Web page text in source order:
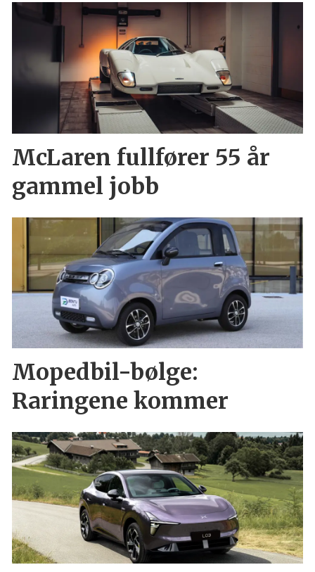
McLaren fullfører 55 år
gammel jobb
Mopedbil-bølge:
Raringene kommer